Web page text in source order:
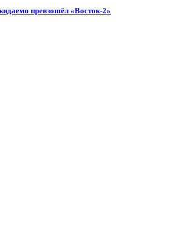
превзошёл «Восток-2»